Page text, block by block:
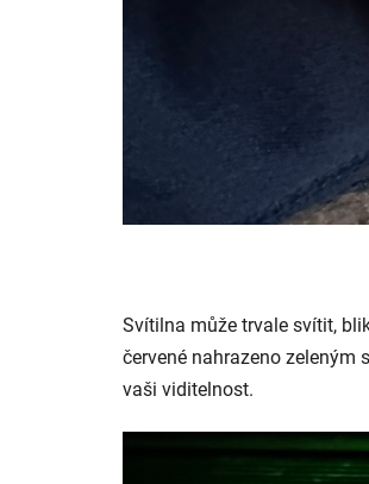
Svítilna může trvale svítit,
červené nahrazeno
vaši viditelnost.